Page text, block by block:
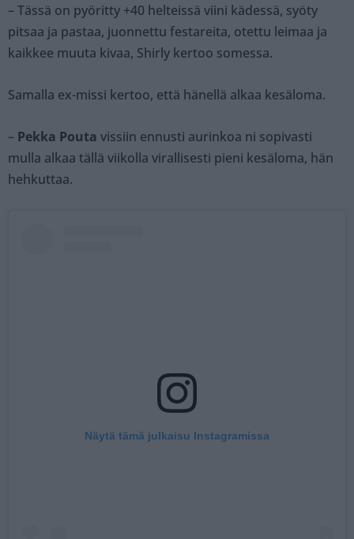
– Tässä on pyöritty +40 helteissä viini kädessä, syöty
pitsaa ja pastaa, juonnettu festareita, otettu leimaa ja
kaikkee muuta kivaa, Shirly kertoo somessa.
Samalla ex-missi kertoo, että hänellä alkaa kesäloma.
– Pekka Pouta vissiin ennusti aurinkoa ni sopivasti
mulla alkaa tällä viikolla virallisesti pieni kesäloma, hän
hehkuttaa.
Näytä tämä julkaisu Instagramissa